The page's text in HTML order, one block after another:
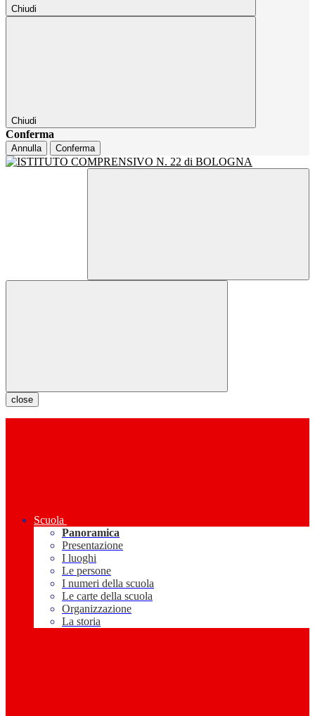
Chiudi
Chiudi
Conferma
Annulla Conferma
close
Scuola
Panoramica
Presentazione
I luoghi
Le persone
I numeri della scuola
Le carte della scuola
Organizzazione
La storia